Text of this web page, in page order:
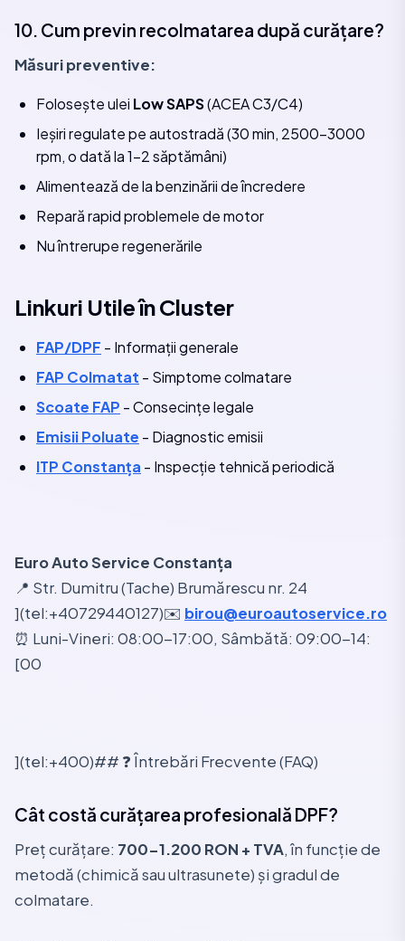
10. Cum previn recolmatarea după curățare?
Măsuri preventive:
Folosește ulei Low SAPS(ACEA C3/C4)
Ieșiri regulate pe autostradă (30 min, 2500-3000
rpm, o dată la 1-2 săptămâni)
Alimentează de la benzinării de încredere
Repară rapid problemele de motor
Nu întrerupe regenerările
Linkuri Utile în Cluster
FAP/DPF - Informații generale
FAP Colmatat - Simptome colmatare
Scoate FAP - Consecințe legale
Emisii Poluate - Diagnostic emisii
ITP Constanța - Inspecție tehnică periodică
Euro Auto Service Constanța
📍 Str. Dumitru (Tache) Brumărescu nr. 24
](tel:+40729440127)✉️ birou@euroautoservice.ro
⏰ Luni-Vineri: 08:00-17:00, Sâmbătă: 09:00-14:
[00
](tel:+400)## ❓ Întrebări Frecvente (FAQ)
Cât costă curățarea profesională DPF?
Preț curățare: 700-1.200 RON + TVA, în funcție de
metodă (chimică sau ultrasunete) și gradul de
colmatare.